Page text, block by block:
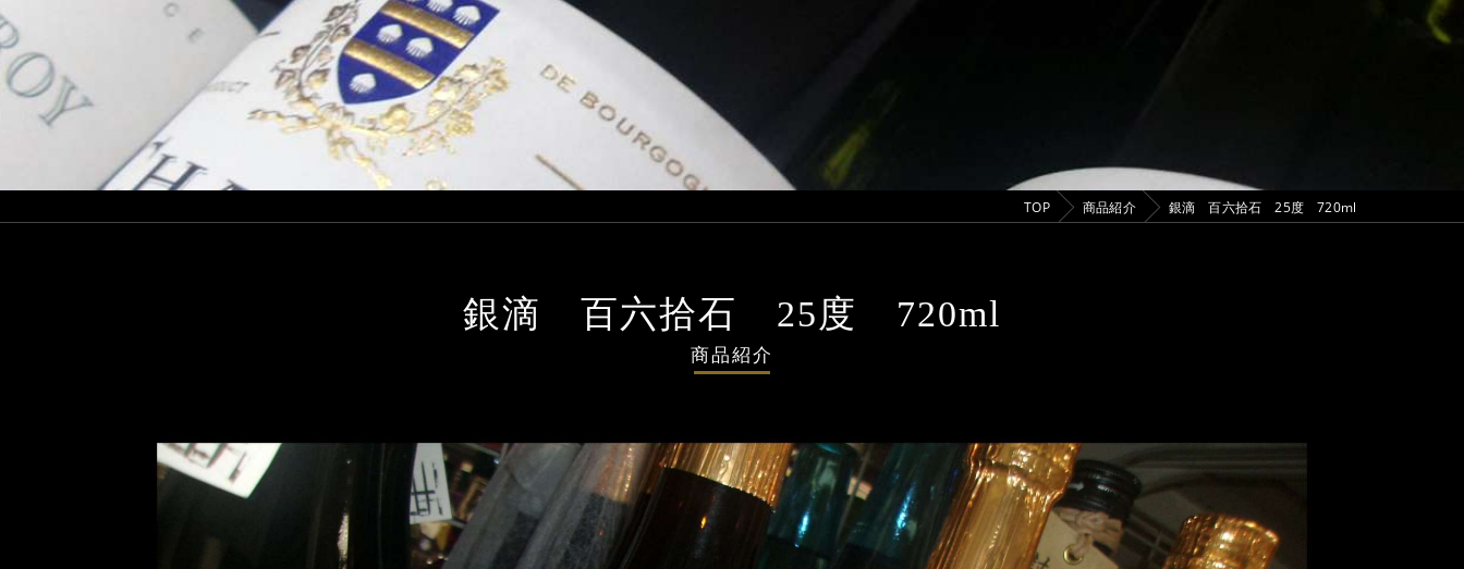
TOP 商品紹介 銀滴 百六拾石 25度 720ml
商品紹介
銀滴 百六拾石 25度 720ml